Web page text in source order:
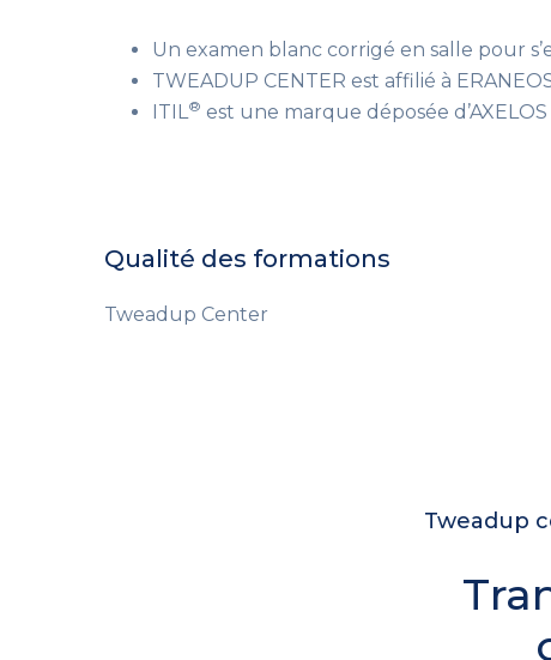
Un examen blanc corrigé en salle pour
TWEADUP CENTER est affilié à
ITIL® est une marque déposée
Qualité des formations
Tweadup Center
Tweadup